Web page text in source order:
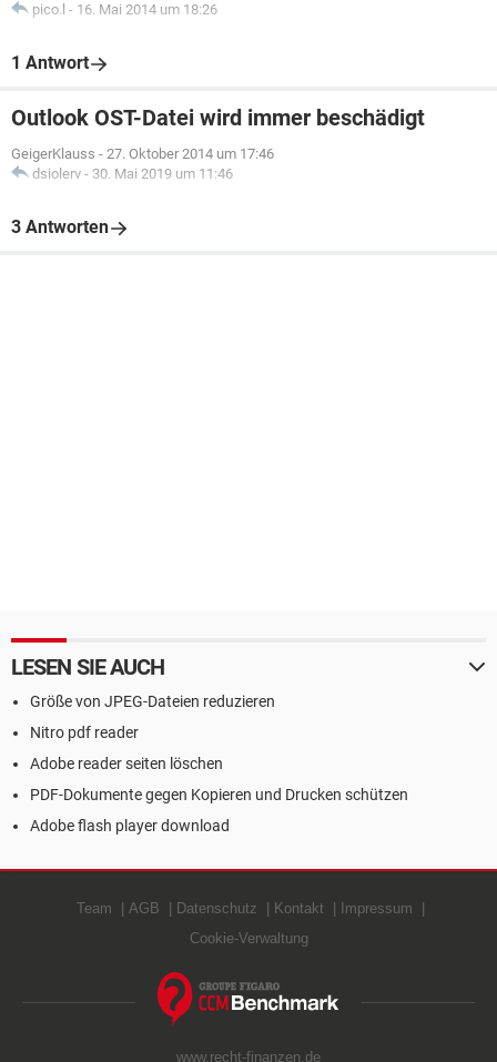
pico.l - 16. Mai 2014 um 18:26
1 Antwort
Outlook OST-Datei wird immer beschädigt
GeigerKlauss - 27. Oktober 2014 um 17:46
dsiolerv - 30. Mai 2019 um 11:46
3 Antworten
LESEN SIE AUCH
Größe von JPEG-Dateien reduzieren
Nitro pdf reader
Adobe reader seiten löschen
PDF-Dokumente gegen Kopieren und Drucken schützen
Adobe flash player download
Team AGB Datenschutz Kontakt
Impressum
Cookie-Verwaltung
www.recht-finanzen.de